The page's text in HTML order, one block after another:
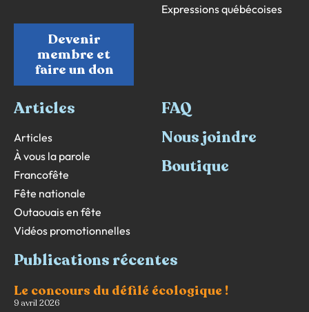
Devenir
membre et
faire un don
Expressions québécoises
Articles
Articles
À vous la parole
Francofête
Fête nationale
Outaouais en fête
Vidéos promotionnelles
FAQ
Nous joindre
Boutique
Publications récentes
Le concours du défilé écologique !
9 avril 2026